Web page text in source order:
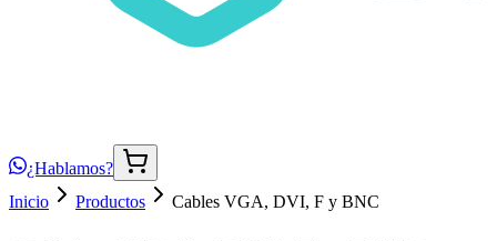
¿Hablamos?
Inicio
Productos Cables VGA, DVI, F y BNC